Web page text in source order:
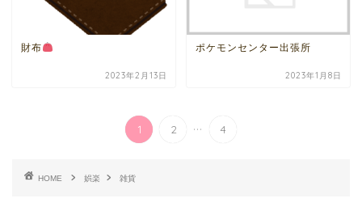
財布
2023年2月13日
ポケモンセンター出張所
2023年1月8日
1 2 ... 4
HOME 娯楽 雑貨